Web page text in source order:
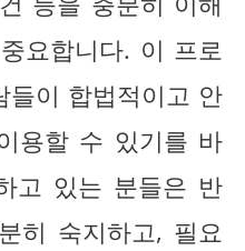
요합니다. 이 프로
들이 합법적이고 안
용할 수 있기를 바
고 있는 분들은 반
히 숙지하고, 필요